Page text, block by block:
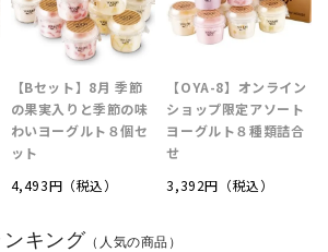
【Bセット】8月 季節
の果実入りと季節の味
わいヨーグルト８個セ
ット
4,493円（税込）
【OYA-8】オンライン
ショップ限定アソート
ヨーグルト８種類詰合
せ
3,392円（税込）
ンキング （人気の商品）